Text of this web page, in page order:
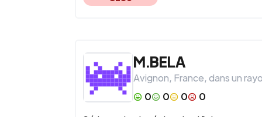
M.BELA
Avignon, France, dans un
0
0 0
0